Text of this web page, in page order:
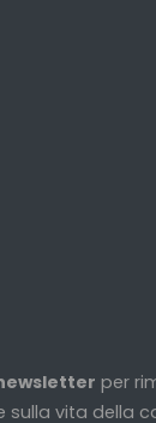
per
sulla vita della